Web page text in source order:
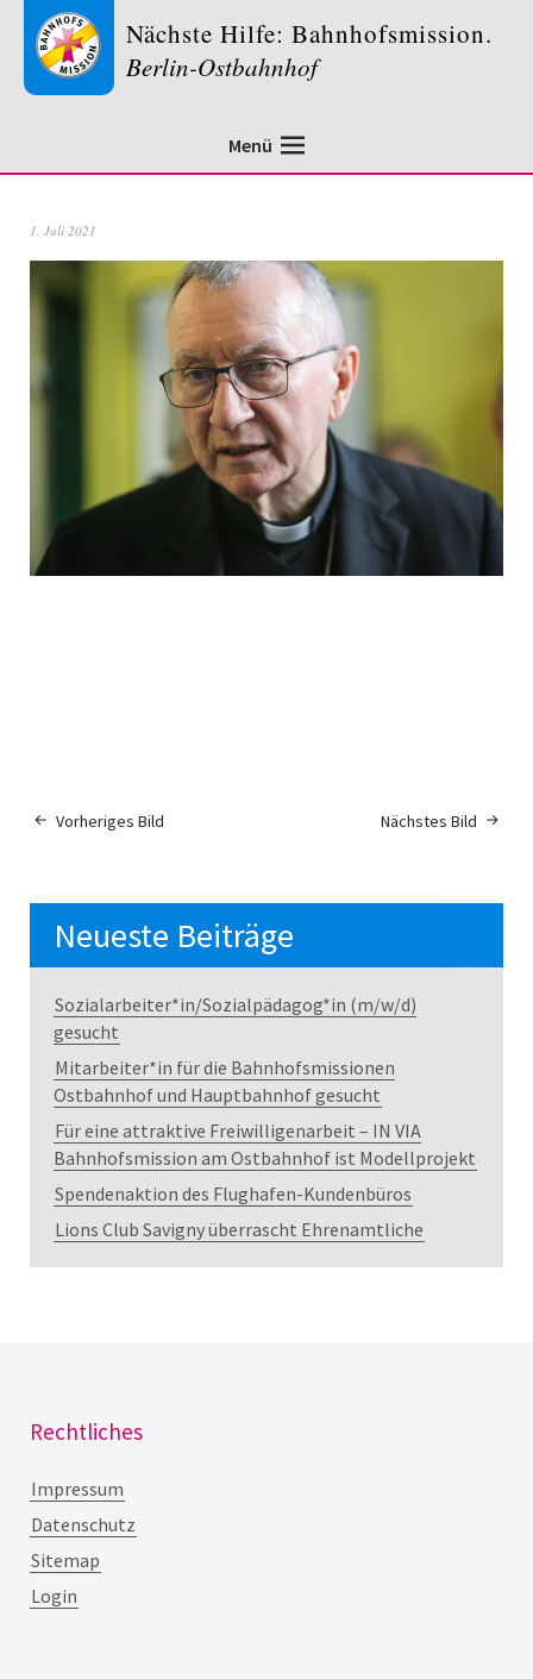
Nächste Hilfe: Bahnhofsmission.
Berlin-Ostbahnhof
Menü
1. Juli 2021
Nächstes Bild
Vorheriges Bild
Neueste Beiträge
Sozialarbeiter*in/Sozialpädagog*in (m/w/d)
gesucht
Mitarbeiter*in für die Bahnhofsmissionen
Ostbahnhof und Hauptbahnhof gesucht
Für eine attraktive Freiwilligenarbeit – IN VIA
Bahnhofsmission am Ostbahnhof ist Modellprojekt
Spendenaktion des Flughafen-Kundenbüros
Lions Club Savigny überrascht Ehrenamtliche
Rechtliches
Impressum
Datenschutz
Sitemap
Login